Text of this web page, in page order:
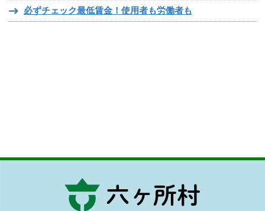
必ずチェック最低賃金！使用者も労働者も